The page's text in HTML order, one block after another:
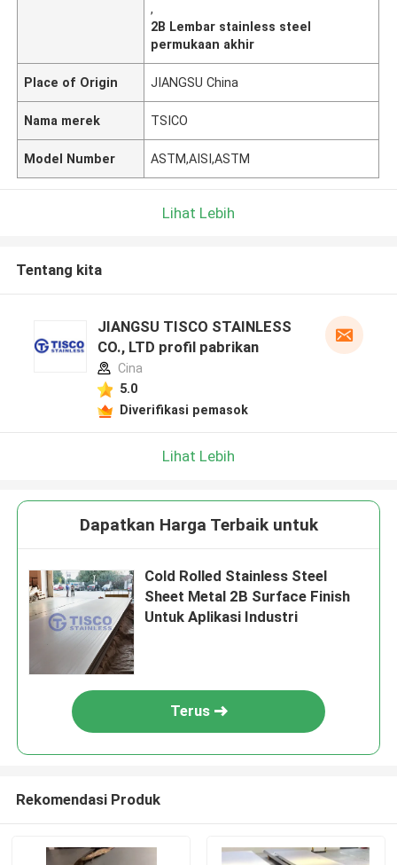
,
2B Lembar stainless steel
permukaan akhir
Place of Origin JIANGSU China
Nama merek TSICO
Model Number ASTM,AISI,ASTM
Lihat Lebih
Tentang kita
JIANGSU TISCO STAINLESS
CO., LTD profil pabrikan
Cina
5.0
Diverifikasi pemasok
Lihat Lebih
Dapatkan Harga Terbaik untuk
Cold Rolled Stainless Steel
Sheet Metal 2B Surface Finish
Untuk Aplikasi Industri
Terus
Rekomendasi Produk